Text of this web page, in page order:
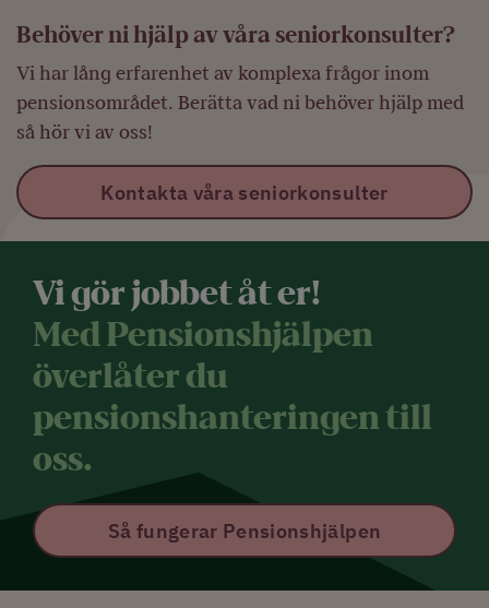
Behöver ni hjälp av våra seniorkonsulter?
Vi har lång erfarenhet av komplexa frågor inom
pensionsområdet. Berätta vad ni behöver hjälp med
så hör vi av oss!
Kontakta våra seniorkonsulter
Vi gör jobbet åt er!
Med Pensionshjälpen
överlåter du
pensionshanteringen till
oss.
Så fungerar Pensionshjälpen